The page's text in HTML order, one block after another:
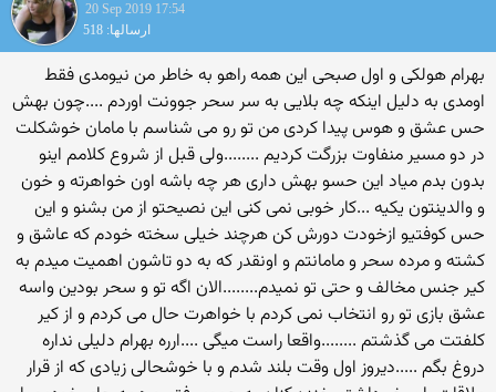
20 Sep 2019 17:54
ارسالها: 518
بهرام هولکی و اول صبحی این همه راهو به خاطر من نیومدی فقط
اومدی به دلیل اینکه چه بلایی به سر سحر جوونت اوردم ....چون بهش
حس عشق و هوس پیدا کردی من تو رو می شناسم با مامان خوشکلت
در دو مسیر منفاوت بزرگت کردیم ........ولی قبل از شروع کلامم اینو
بدون بدم میاد این حسو بهش داری هر چه باشه اون خواهرته و خون
و والدینتون یکیه ...کار خوبی نمی کنی این نصیحتو از من بشنو و این
حس کوفتیو ازخودت دورش کن هرچند خیلی سخته خودم که عاشق و
کشته و مرده سحر و مامانتم و اونقدر که به دو تاشون اهمیت میدم به
کیر جنس مخالف و حتی تو نمیدم........الان اگه تو و سحر بودین واسه
عشق بازی تو رو انتخاب نمی کردم با خواهرت حال می کردم و از کیر
کلفتت می گذشتم ........واقعا راست میگی ....ارره بهرام دلیلی نداره
دروغ بگم .....دیروز اول وقت بلند شدم و با خوشحالی زیادی که از قرار